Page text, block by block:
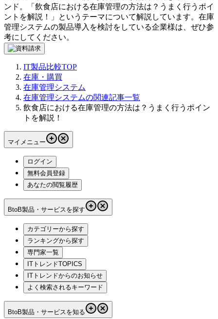
ンド。「 飲食店における在庫管理の方法は？うまく行うポイ
ントを解説！
」というテーマについて解説しています。 在庫
管理システムの製品導入を検討をしている企業様は、ぜひ参
考にしてください。
IT製品比較TOP
在庫・購買
在庫管理システム
在庫管理システムの関連記事一覧
飲食店における在庫管理の方法は？うまく行うポイン
トを解説！
マイメニュー
ログイン
無料会員登録
あなたの閲覧履歴
BtoB製品・サービスを探す
カテゴリーから探す
ランキングから探す
専門家一覧
ITトレンドTOPICS
ITトレンドからのお知らせ
よく検索されるキーワード
BtoB製品・サービスを知る